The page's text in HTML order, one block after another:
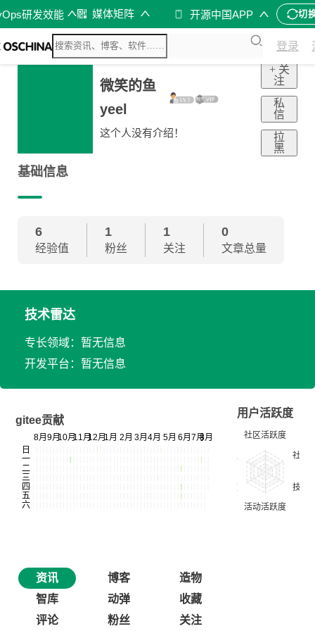
研发效能 媒体矩阵 开源中国APP 切
登录
微笑的鱼
yeel
这个人没有介绍！
+ 关
注
私
信
拉
黑
基础信息
6
经验值
1
粉丝
1
关注
0
文章总量
技术雷达
专长领域：暂无信息
开发平台：暂无信息
gitee贡献
用户活跃度
资讯 博客
造物
智库
动弹
收藏
评论
粉丝 关注